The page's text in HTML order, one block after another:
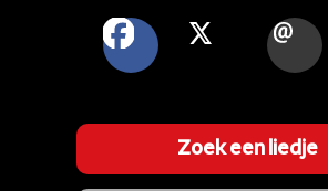
FACEBOOK
X MAIL
Zoek een liedje